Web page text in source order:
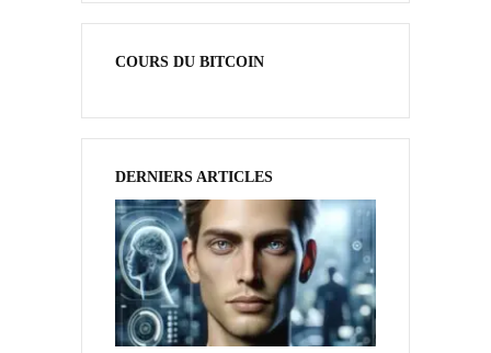
COURS DU BITCOIN
DERNIERS ARTICLES